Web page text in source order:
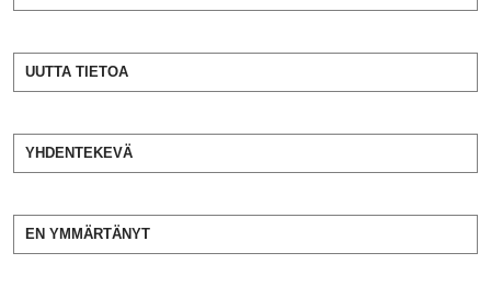
UUTTA TIETOA
YHDENTEKEVÄ
EN YMMÄRTÄNYT